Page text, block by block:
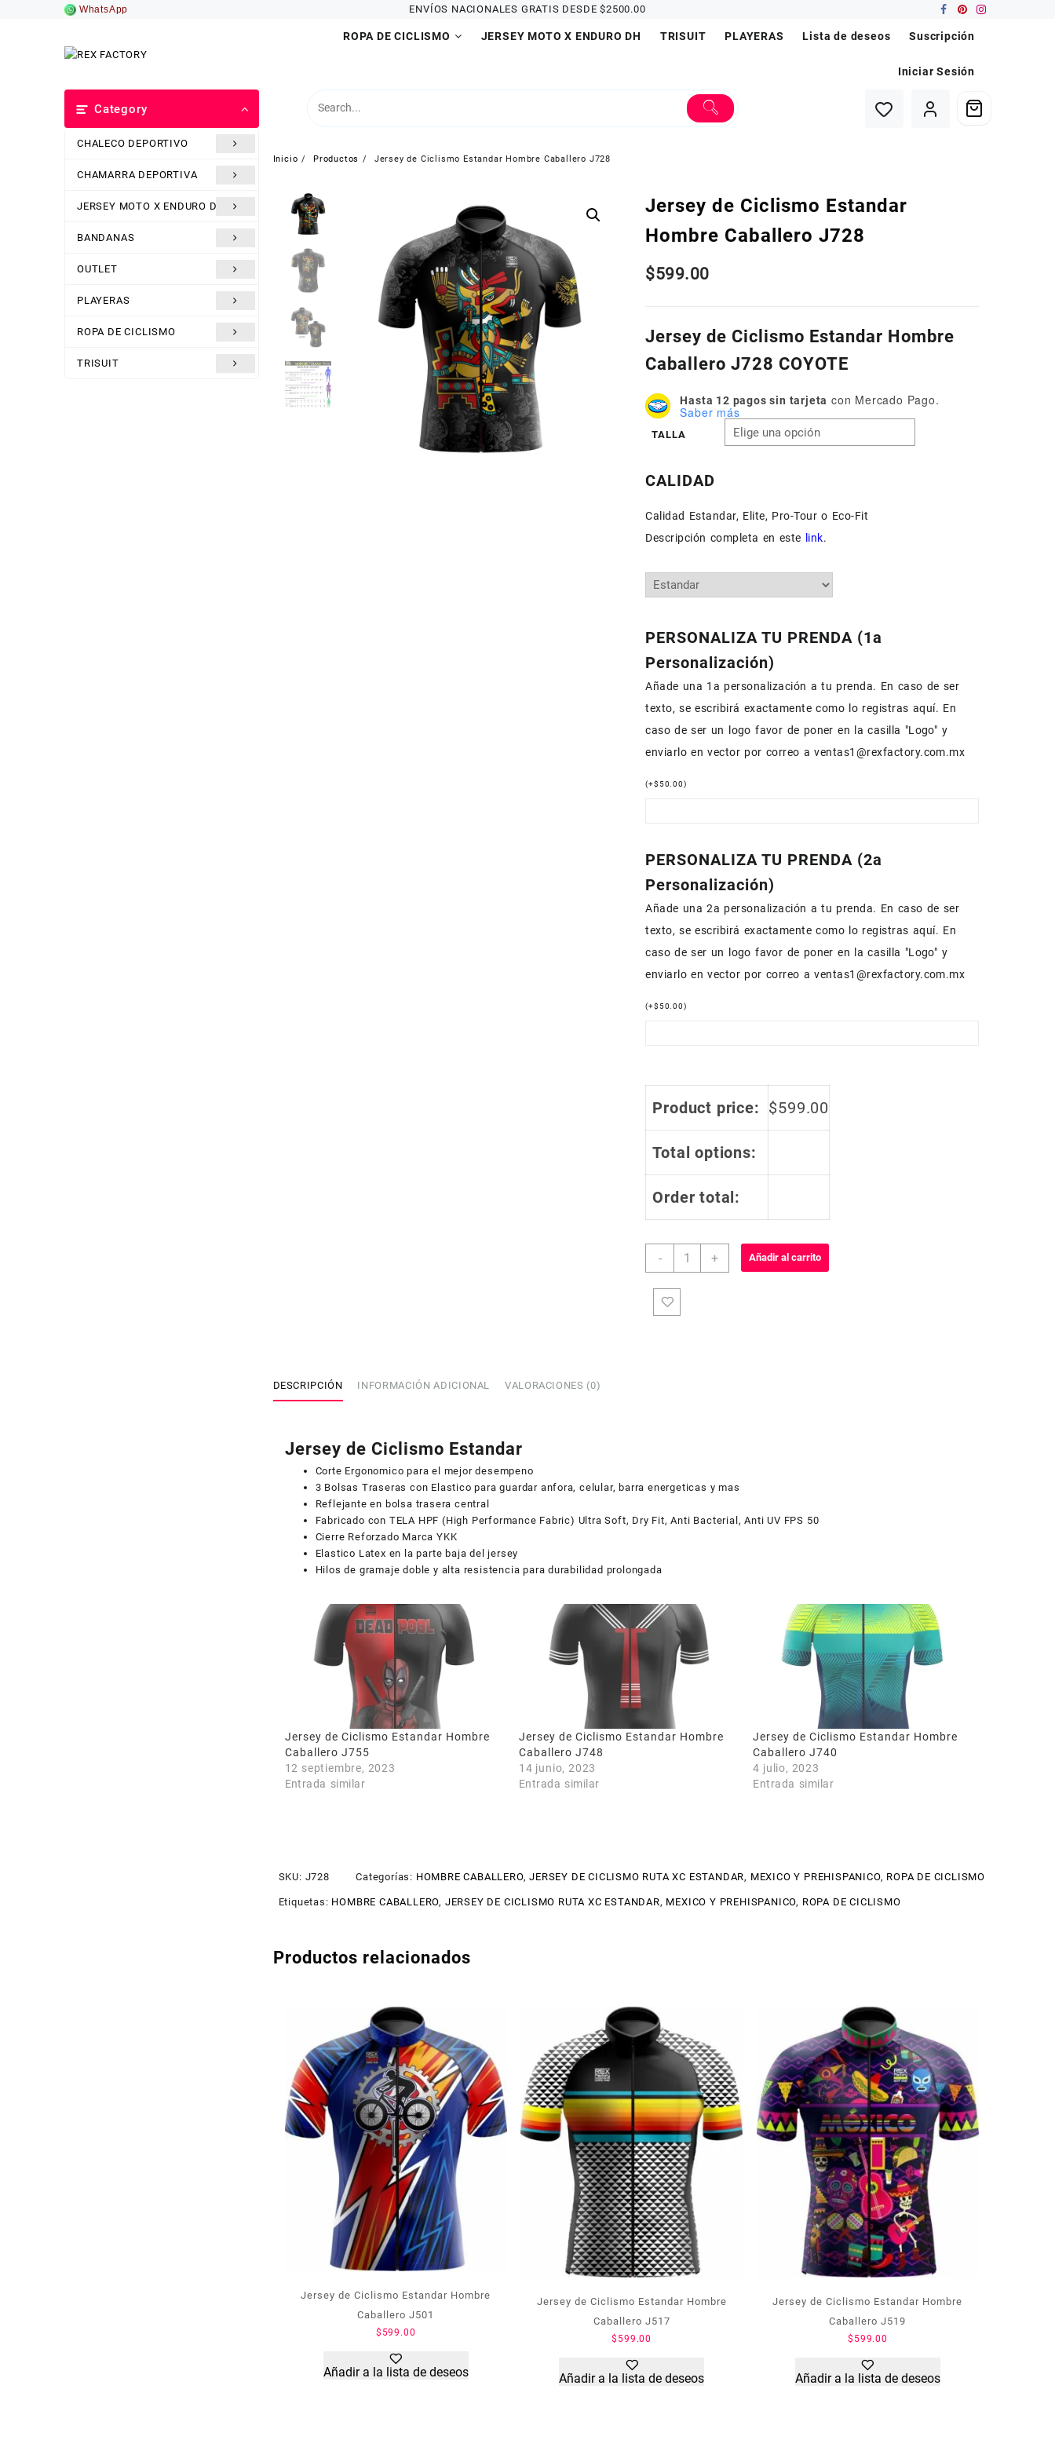
WhatsApp ENVÍOS NACIONALES GRATIS DESDE $2500.00
ROPA DE CICLISMO JERSEY MOTO X ENDURO DH TRISUIT PLAYERAS Lista de deseos Suscripción
Iniciar Sesión
Category
CHALECO DEPORTIVO
CHAMARRA DEPORTIVA
JERSEY MOTO X ENDURO DH
BANDANAS
OUTLET
PLAYERAS
ROPA DE CICLISMO
TRISUIT
Inicio Productos Jersey de Ciclismo Estandar Hombre Caballero J728
Jersey de Ciclismo Estandar
Hombre Caballero J728
$599.00
Jersey de Ciclismo Estandar Hombre
Caballero J728 COYOTE
Hasta 12 pagos sin tarjeta con Mercado Pago.
Saber más
TALLA
CALIDAD
Calidad Estandar, Elite, Pro-Tour o Eco-Fit
Descripción completa en este
link.
PERSONALIZA TU PRENDA (1a
Personalización)
Añade una 1a personalización a tu prenda. En caso de ser
texto, se escribirá exactamente como lo registras aquí. En
caso de ser un logo favor de poner en la casilla "Logo" y
enviarlo en vector por correo a ventas1@rexfactory.com.mx
(+$50.00)
PERSONALIZA TU PRENDA (2a
Personalización)
Añade una 2a personalización a tu prenda. En caso de ser
texto, se escribirá exactamente como lo registras aquí. En
caso de ser un logo favor de poner en la casilla "Logo" y
enviarlo en vector por correo a ventas1@rexfactory.com.mx
(+$50.00)
Product price: $599.00
Total options:
Order total:
-
Jersey
Estandar
Hombre
+ Añadir al carrito
DESCRIPCIÓN INFORMACIÓN ADICIONAL VALORACIONES (0)
Jersey de Ciclismo Estandar
Corte Ergonomico para el mejor desempeno
3 Bolsas Traseras con Elastico para guardar anfora, celular, barra energeticas y mas
Reflejante en bolsa trasera central
Fabricado con TELA HPF (High Performance Fabric) Ultra Soft, Dry Fit, Anti Bacterial, Anti UV FPS 50
Cierre Reforzado Marca YKK
Elastico Latex en la parte baja del jersey
Hilos de gramaje doble y alta resistencia para durabilidad prolongada
Jersey de Ciclismo Estandar Hombre
Caballero J755
12 septiembre, 2023
Entrada similar
Jersey de Ciclismo Estandar Hombre
Caballero J748
14 junio, 2023
Entrada similar
Jersey de Ciclismo Estandar Hombre
Caballero J740
4 julio, 2023
Entrada similar
SKU: J728 Categorías: HOMBRE CABALLERO,JERSEY DE CICLISMO RUTA XC ESTANDAR, MEXICO Y PREHISPANICO, ROPA DE CICLISMO
Etiquetas: HOMBRE CABALLERO, JERSEY DE CICLISMO RUTA XC ESTANDAR, MEXICO Y PREHISPANICO, ROPA DE CICLISMO
Productos relacionados
Jersey de Ciclismo Estandar Hombre
Caballero J501
$ 599.00
Añadir a la lista de deseos
Jersey de Ciclismo Estandar Hombre
Caballero J517
$ 599.00
Añadir a la lista de deseos
Jersey de Ciclismo Estandar Hombre
Caballero J519
$ 599.00
Añadir a la lista de deseos
COUPONX2048111019 COPIAR CÓDIGO